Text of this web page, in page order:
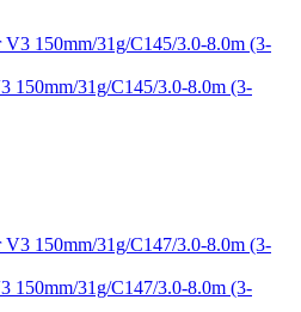
150mm/31g/C145/3.0-8.0m (3-
150mm/31g/C147/3.0-8.0m (3-